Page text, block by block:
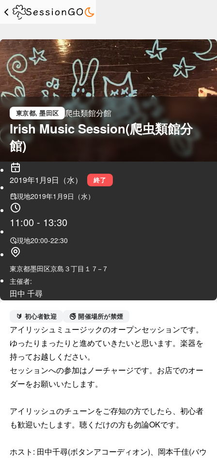
東京都, 墨田区 爬虫類館分館
Irish Music Session(爬虫類館分
館)
2019年1月9日（水） 終了
現地2019年1月9日（水）
11:00 - 13:30
現地20:00-22:30
東京都墨田区京島３丁目１７−７
主催者:
田中 千尋
🔰 初心者歓迎 🚭 開催場所が禁煙
アイリッシュミュージックのオープンセッションです。
ゆったりまったりと進めていきたいと思います。楽器を
持ってお越しください。
セッションへの参加はノーチャージです。お店でのオー
ダーをお願いいたします。
アイリッシュのチューンをご存知の方でしたら、初心者
も歓迎いたします。聴くだけの方も勿論OKです。
ホスト: 田中千尋(ボタンアコーディオン)、岡本千佳(バウ